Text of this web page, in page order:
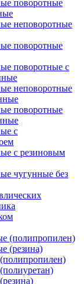
поворотные
неповоротные
поворотные
поворотные с
неповоротные
поворотные
с
с резиновым
чугунные без
(полипропилен)
(резина)